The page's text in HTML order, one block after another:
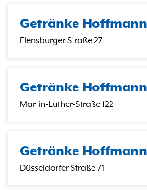
Getränke Hoffmann
Flensburger Straße 27
Getränke Hoffmann
Martin-Luther-Straße 122
Getränke Hoffmann
Düsseldorfer Straße 71